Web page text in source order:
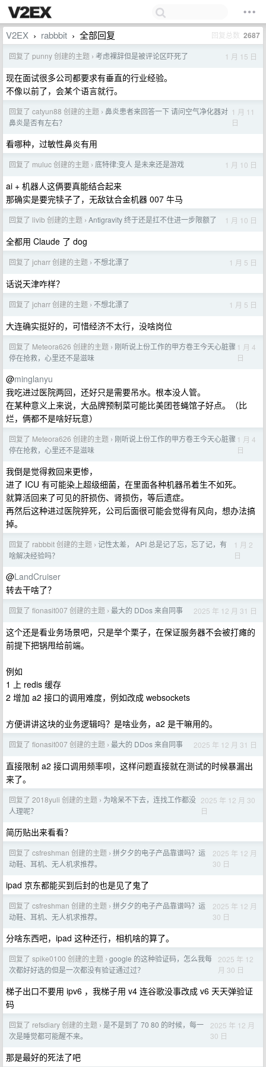
V2EX › rabbbit › 全部回复 回复总数 2687
回复了 punny 创建的主题 › 考虑裸辞但是被评论区吓死了 1 月 15 日
现在面试很多公司都要求有垂直的行业经验。
不像以前了，会某个语言就行。
回复了 catyun88 创建的主题 › 鼻炎患者来回答一下 请问空气净化器对
鼻炎是否有左右？
1 月 11
日
看哪种，过敏性鼻炎有用
回复了 muluc 创建的主题 › 底特律:变人 是未来还是游戏 1 月 10 日
ai + 机器人这俩要真能结合起来
那确实是要完犊子了，无敌钛合金机器 007 牛马
回复了 livib 创建的主题 › Antigravity 终于还是扛不住进一步限额了 1 月 10 日
全都用 Claude 了 dog
回复了 jcharr 创建的主题 › 不想北漂了 1 月 5 日
话说天津咋样？
回复了 jcharr 创建的主题 › 不想北漂了 1 月 5 日
大连确实挺好的，可惜经济不太行，没啥岗位
回复了 Meteora626 创建的主题 › 刚听说上份工作的甲方卷王今天心脏骤
停在抢救，心里还不是滋味
1 月 4
日
@minglanyu
我吃进过医院两回，还好只是需要吊水。根本没人管。
在某种意义上来说，大品牌预制菜可能比美团苍蝇馆子好点。（比
烂，俩都不是啥好玩意）
回复了 Meteora626 创建的主题 › 刚听说上份工作的甲方卷王今天心脏骤
停在抢救，心里还不是滋味
1 月 4
日
我倒是觉得救回来更惨，
进了 ICU 有可能染上超级细菌，在里面各种机器吊着生不如死。
就算活回来了可见的肝损伤、肾损伤，等后遗症。
再然后这种进过医院猝死，公司后面很可能会觉得有风向，想办法搞
掉。
回复了 rabbbit 创建的主题 › 记性太差， API 总是记了忘，忘了记，有
啥解决经验吗？
1 月 2
日
@LandCruiser
转去干啥了？
回复了 fionasit007 创建的主题 › 最大的 DDos 来自同事 2025 年 12 月 31 日
这个还是看业务场景吧，只是举个栗子，在保证服务器不会被打瘫的
前提下把锅甩给前端。
例如
1 上 redis 缓存
2 增加 a2 接口的调用难度，例如改成 websockets
方便讲讲这块的业务逻辑吗？是啥业务，a2 是干嘛用的。
回复了 fionasit007 创建的主题 › 最大的 DDos 来自同事 2025 年 12 月 31 日
直接限制 a2 接口调用频率呗，这样问题直接就在测试的时候暴漏出
来了。
回复了 2018yuli 创建的主题 › 为啥呆不下去，连找工作都没
人理呢？
2025 年 12 月 30
日
简历贴出来看看？
回复了 csfreshman 创建的主题 › 拼夕夕的电子产品靠谱吗？运
动鞋、耳机、无人机求推荐。
2025 年 12 月
30 日
ipad 京东都能买到后封的也是见了鬼了
回复了 csfreshman 创建的主题 › 拼夕夕的电子产品靠谱吗？运
动鞋、耳机、无人机求推荐。
2025 年 12 月
30 日
分啥东西吧，ipad 这种还行，相机啥的算了。
回复了 spike0100 创建的主题 › google 的这种验证码，怎么我每
次都好好选的但是一次都没有验证通过过？
2025 年 12
月 30 日
梯子出口不要用 ipv6 ，我梯子用 v4 连谷歌没事改成 v6 天天弹验证
码
回复了 refsdiary 创建的主题 › 是不是到了 70 80 的时候，每一
次是睡觉都可能醒不来。
2025 年 12 月
30 日
那是最好的死法了吧